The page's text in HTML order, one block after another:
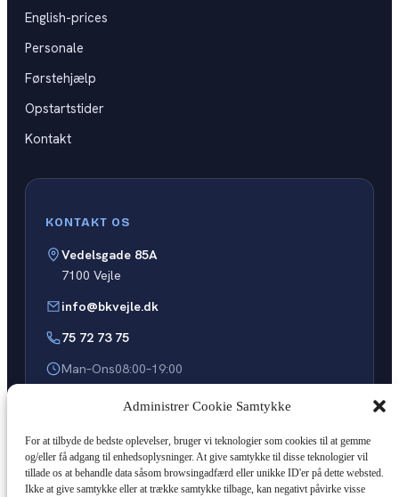
Administrer Cookie Samtykke
For at tilbyde de bedste oplevelser, bruger vi teknologier som cookies til at gemme
og/eller få adgang til enhedsoplysninger. At give samtykke til disse teknologier vil
tillade os at behandle data såsom browsingadfærd eller unikke ID'er på dette websted.
Ikke at give samtykke eller at trække samtykke tilbage, kan negativt påvirke visse
Videoguides til køreprøven
English-prices
Personale
Førstehjælp
Opstartstider
Kontakt
KONTAKT OS
Vedelsgade 85A
7100 Vejle
info@bkvejle.dk
75 72 73 75
Man–Ons08:00–19:00
08:00–15:00
Tilmeld dig kørekort